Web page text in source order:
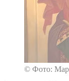
© Фото: